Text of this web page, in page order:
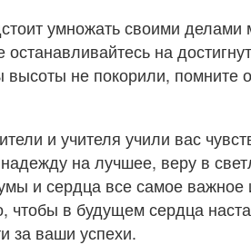
умножать своими делами
на
высоты не покорили, помните
и учителя учили вас
на лучшее, веру в
и сердца все самое важное
чтобы в будущем сердца
за ваши успехи.